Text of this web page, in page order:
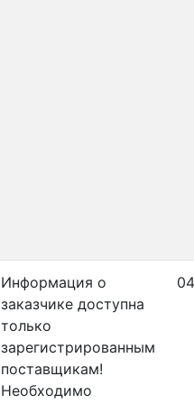
Информация о
заказчике доступна
только
зарегистрированным
поставщикам!
Необходимо